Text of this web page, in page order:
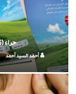
حراء (106).. آفاق العلم والفكر وبناء الإنسان
أحمد السيد أحمد